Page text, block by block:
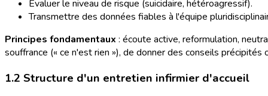
Évaluer le niveau de risque (suicidaire, hétéroagressif).
Transmettre des données fiables à l'équipe
Principes fondamentaux : écoute active, reformulation,
souffrance (« ce n'est rien »), de donner des conseils
1.2 Structure d'un entretien infirmier d'accueil